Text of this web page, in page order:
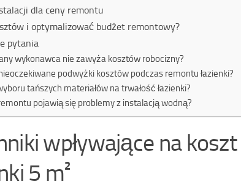
dla ceny remontu
i optymalizować budżet remontowy?
pytania
wykonawca nie zawyża kosztów robocizny?
podwyżki kosztów podczas remontu łazienki?
tańszych materiałów na trwałość łazienki?
pojawią się problemy z instalacją wodną?
wpływające na koszt
5 m²